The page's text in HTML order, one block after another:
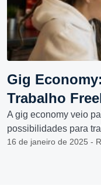
Gig
Trabalho
A gig economy veio
possibilidades para
16 de janeiro de 2025 -